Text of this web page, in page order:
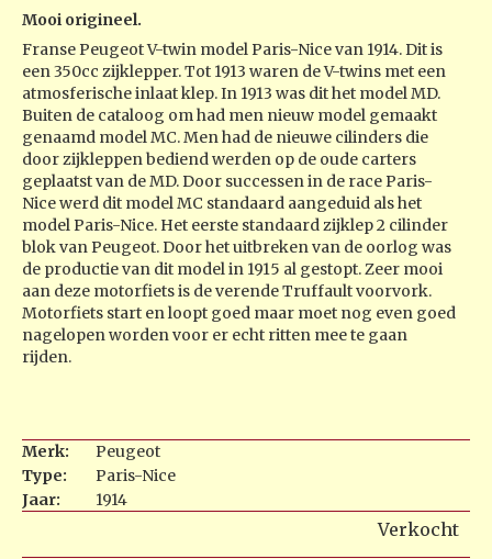
Mooi origineel.
Franse Peugeot V-twin model Paris-Nice van 1914. Dit is
een 350cc zijklepper. Tot 1913 waren de V-twins met een
atmosferische inlaat klep. In 1913 was dit het model MD.
Buiten de cataloog om had men nieuw model gemaakt
genaamd model MC. Men had de nieuwe cilinders die
door zijkleppen bediend werden op de oude carters
geplaatst van de MD. Door successen in de race Paris-
Nice werd dit model MC standaard aangeduid als het
model Paris-Nice. Het eerste standaard zijklep 2 cilinder
blok van Peugeot. Door het uitbreken van de oorlog was
de productie van dit model in 1915 al gestopt. Zeer mooi
aan deze motorfiets is de verende Truffault voorvork.
Motorfiets start en loopt goed maar moet nog even goed
nagelopen worden voor er echt ritten mee te gaan
rijden.
Merk:
Peugeot
Type:
Paris-Nice
Jaar:
1914
Verkocht